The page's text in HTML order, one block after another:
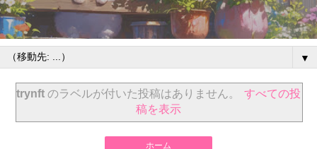
▼
trynftのラベルが付いた投稿はありません。
すべての投
稿を表示
ホーム